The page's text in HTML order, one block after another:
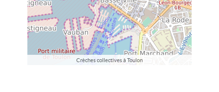
Crèches collectives à Toulon